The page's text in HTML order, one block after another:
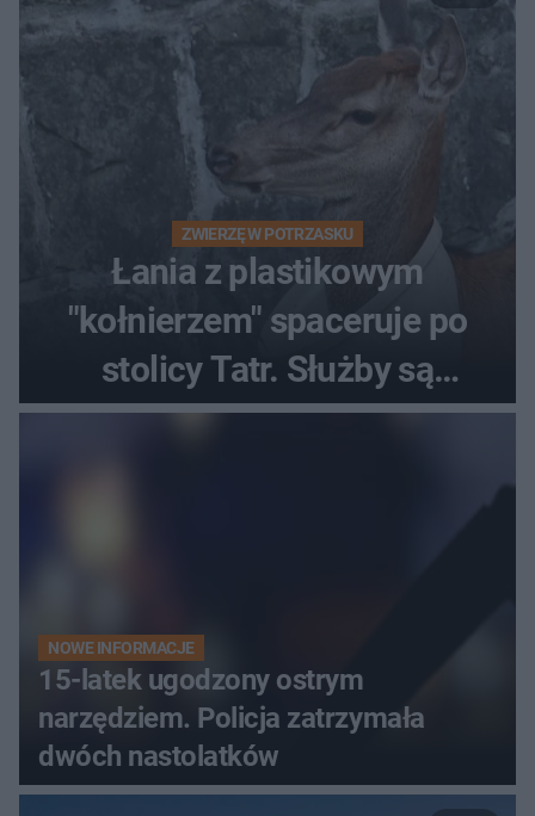
ZWIERZĘ W POTRZASKU
Łania z plastikowym
"kołnierzem" spaceruje po
stolicy Tatr. Służby są
bezradne
NOWE INFORMACJE
15-latek ugodzony ostrym
narzędziem. Policja zatrzymała
dwóch nastolatków